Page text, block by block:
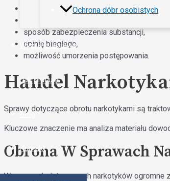
Ochrona dóbr osobistych
Wygrane sprawy
Jak pracuję
Blog
Kontakt
legalność czynności Policji,
sposób zabezpieczenia substancji,
opinię biegłego,
możliwość umorzenia postępowania.
Handel
Sprawy dotyczące obrotu narkotykami są
Kluczowe znaczenie ma analiza materiału
Obrona W Sprawach
W sprawach dotyczących narkotyków